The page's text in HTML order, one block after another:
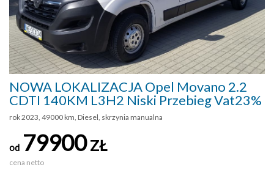
NOWA LOKALIZACJA Opel Movano 2.2
CDTI 140KM L3H2 Niski Przebieg Vat23%
rok 2023, 49000 km, Diesel, skrzynia manualna
od 79900ZŁ
cena netto